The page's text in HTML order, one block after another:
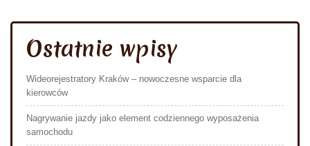
Ostatnie wpisy
Wideorejestratory Kraków – nowoczesne wsparcie dla
kierowców
Nagrywanie jazdy jako element codziennego wyposażenia
samochodu